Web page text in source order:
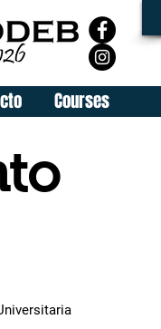
Courses